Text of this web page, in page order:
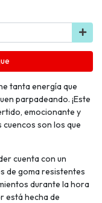
tanta energía que
parpadeando. ¡Este
emocionante y
son los que
cuenta con un
de goma resistentes
durante la hora
está hecha de